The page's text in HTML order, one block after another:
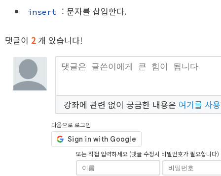
insert : 문자를 삽입한다.
댓글이 2개 있습니다!
강좌에 관련 없이 궁금한 내용은 여기를 사
다음으로 로그인
또는 직접 입력하세요 (댓글 수정시 비밀번호가 필요합니다)